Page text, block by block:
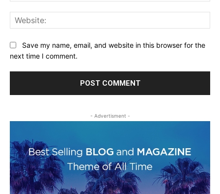
Save my name, email, and website in this browser for the
next time I comment.
- Advertisment -